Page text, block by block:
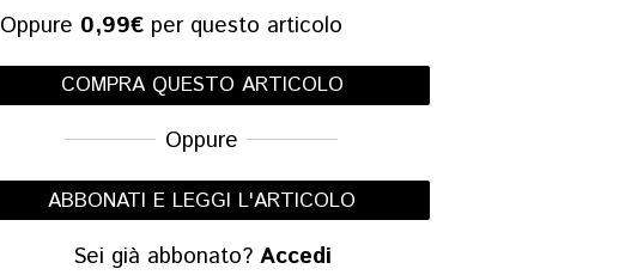
Oppure 0,99€ per questo articolo
COMPRA QUESTO ARTICOLO
Oppure
ABBONATI E LEGGI L'ARTICOLO
Sei già abbonato? Accedi